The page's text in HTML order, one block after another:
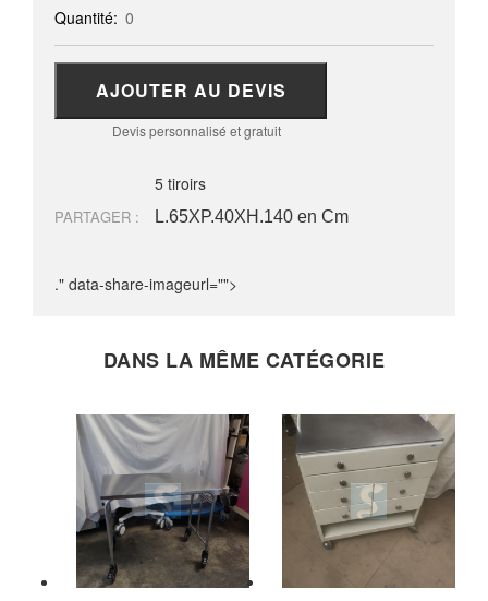
Quantité: 0
AJOUTER AU DEVIS
Devis personnalisé et gratuit
PARTAGER :
5 tiroirs
L.65XP.40XH.140 en Cm
." data-share-imageurl="">
DANS LA MÊME CATÉGORIE